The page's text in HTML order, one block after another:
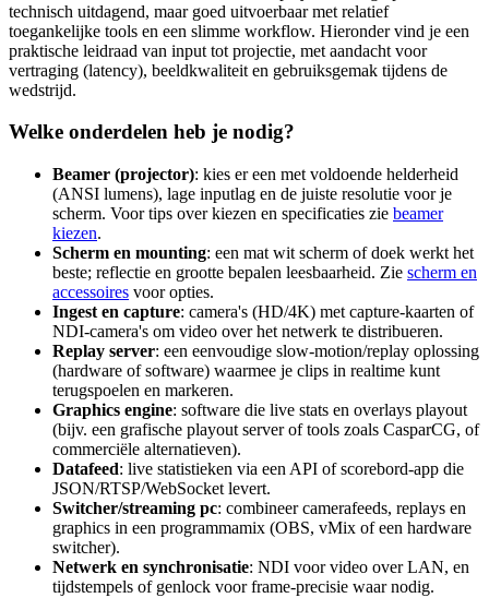
technisch uitdagend, maar goed uitvoerbaar met relatief
toegankelijke tools en een slimme workflow. Hieronder vind je een
praktische leidraad van input tot projectie, met aandacht voor
vertraging (latency), beeldkwaliteit en gebruiksgemak tijdens de
wedstrijd.
Welke onderdelen heb je nodig?
Beamer (projector): kies er een met voldoende helderheid
(ANSI lumens), lage inputlag en de juiste resolutie voor je
scherm. Voor tips over kiezen en specificaties zie beamer
kiezen.
Scherm en mounting: een mat wit scherm of doek werkt het
beste; reflectie en grootte bepalen leesbaarheid. Zie scherm en
accessoires voor opties.
Ingest en capture: camera's (HD/4K) met capture‑kaarten of
NDI‑camera's om video over het netwerk te distribueren.
Replay server: een eenvoudige slow‑motion/replay oplossing
(hardware of software) waarmee je clips in realtime kunt
terugspoelen en markeren.
Graphics engine: software die live stats en overlays playout
(bijv. een grafische playout server of tools zoals CasparCG, of
commerciële alternatieven).
Datafeed: live statistieken via een API of scorebord‑app die
JSON/RTSP/WebSocket levert.
Switcher/streaming pc: combineer camerafeeds, replays en
graphics in een programmamix (OBS, vMix of een hardware
switcher).
Netwerk en synchronisatie: NDI voor video over LAN, en
tijdstempels of genlock voor frame‑precisie waar nodig.